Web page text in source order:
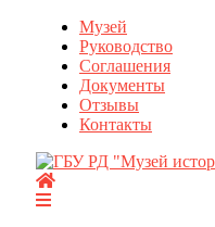
Перейти
содержимому
Музей
Руководство
Соглашения
Документы
Отзывы
Контакты